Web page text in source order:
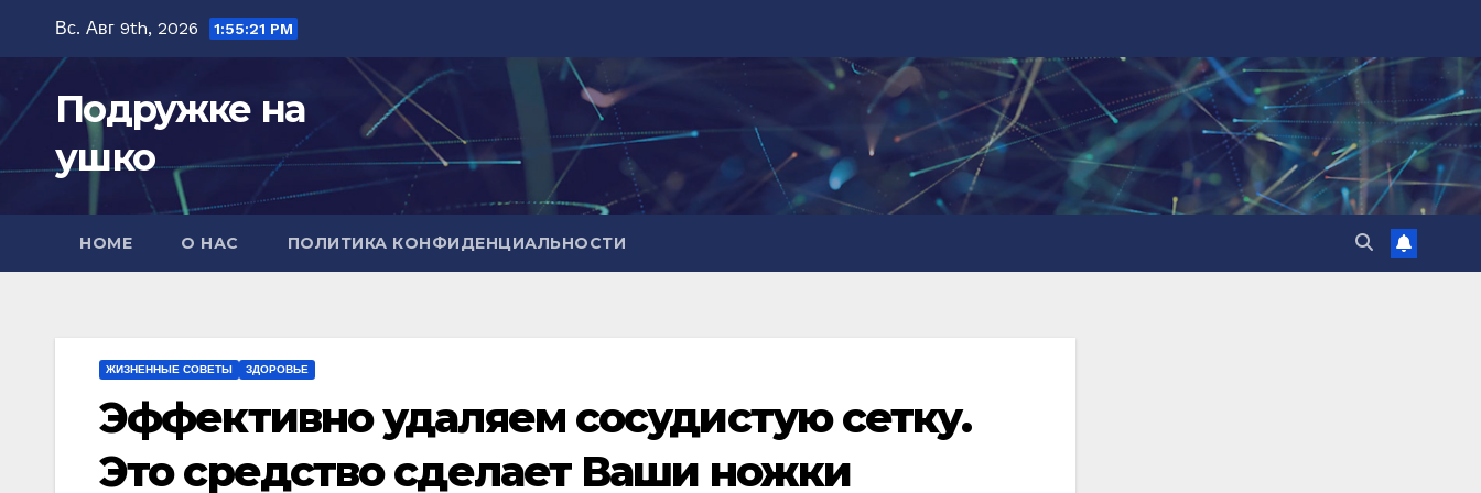
содержимому
Вс. Авг 9th, 2026 1:55:23 PM
Подружке на
ушко
HOME О НАС ПОЛИТИКА КОНФИДЕНЦИАЛЬНОСТИ
ЖИЗНЕННЫЕ СОВЕТЫ ЗДОРОВЬЕ
Эффективно удаляем сосудистую сетку.
Это средство сделает Ваши ножки